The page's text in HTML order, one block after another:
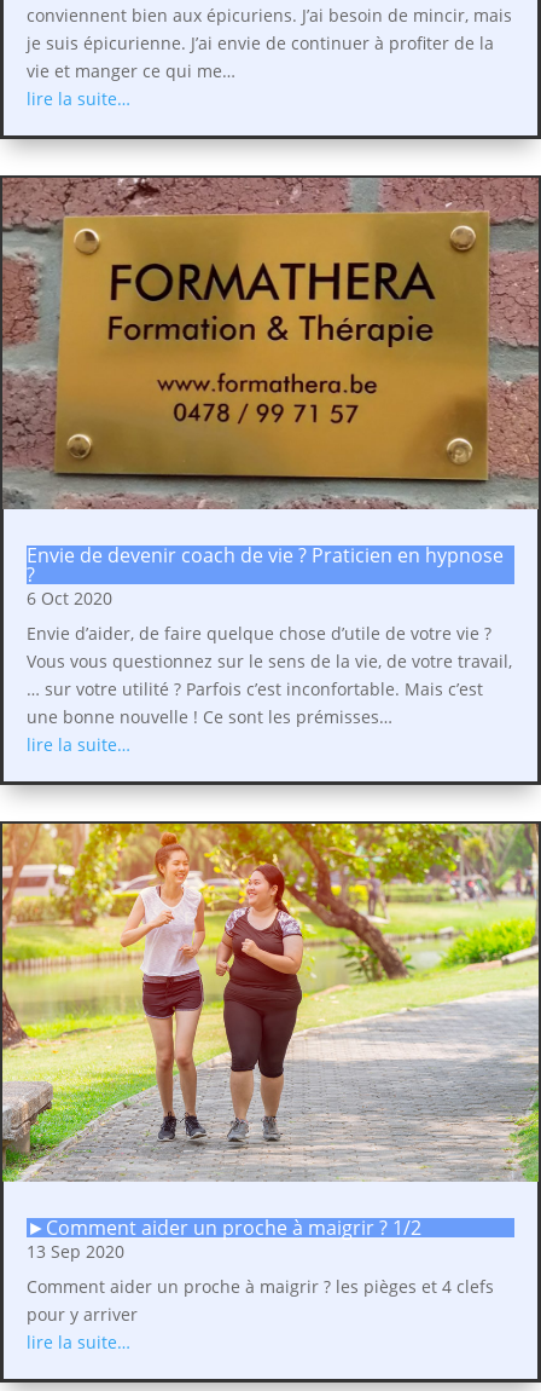
conviennent bien aux épicuriens. J’ai besoin de mincir, mais
je suis épicurienne. J’ai envie de continuer à profiter de la
vie et manger ce qui me…
lire la suite…
Envie de devenir coach de vie ? Praticien en hypnose
?
6 Oct 2020
Envie d’aider, de faire quelque chose d’utile de votre vie ?
Vous vous questionnez sur le sens de la vie, de votre travail,
… sur votre utilité ? Parfois c’est inconfortable. Mais c’est
une bonne nouvelle ! Ce sont les prémisses…
lire la suite…
►Comment aider un proche à maigrir ? 1/2
13 Sep 2020
Comment aider un proche à maigrir ? les pièges et 4 clefs
pour y arriver
lire la suite…